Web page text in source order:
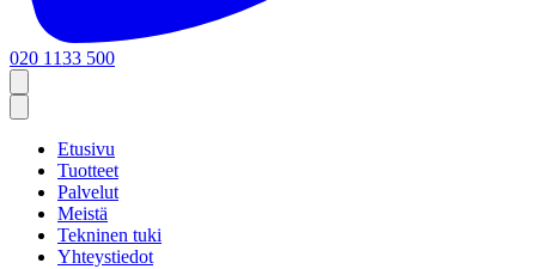
020 1133 500
Etusivu
Tuotteet
Palvelut
Meistä
Tekninen tuki
Yhteystiedot